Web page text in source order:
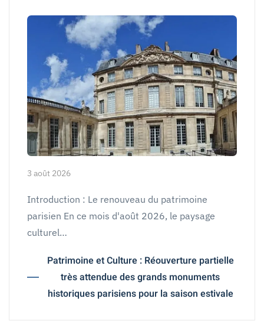
3 août 2026
Introduction : Le renouveau du patrimoine
parisien En ce mois d'août 2026, le paysage
culturel…
Patrimoine et Culture : Réouverture partielle
très attendue des grands monuments
historiques parisiens pour la saison estivale